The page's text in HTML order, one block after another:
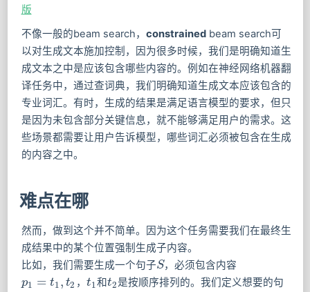
版
不像一般的beam search， constrainedbeam search可
以对生成文本施加控制，因为很多时候，我们是明确知道生
成文本之中是应该包含哪些内容的。例如在神经网络机器翻
译任务中，通过查词典，我们明确知道生成文本应该包含的
专业词汇。有时，生成的结果是满足语言模型的要求，但只
是因为未包含部分关键信息，就不能够满足用户的需求。这
些场景都需要让用户告诉模型，哪些词汇必须被包含在生成
的内容之中。
难点在哪
然而，做到这个并不简单。因为这个任务需要我们在最终生
成结果中的某个位置强制生成子内容。
比如，我们需要生成一个句子S
S，必须包含内容
p1 = t1, t2
p1 =t1 t2 ， t1
t1 和t2
t2是按顺序排列的。我们定义想要的句